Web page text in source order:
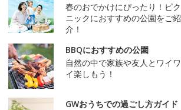
春のおでかけにぴったり！ピク
ニックにおすすめの公園をご紹
介！
BBQにおすすめの公園
自然の中で家族や友人とワイワ
イ楽しもう！
GWおうちでの過ごし方ガイド